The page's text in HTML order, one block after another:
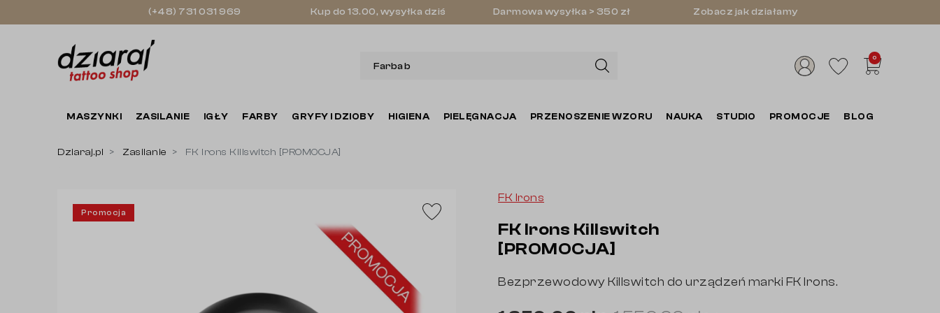
(+48) 731 031 969 Kup do 13.00, wysyłka dziś Darmowa wysyłka > 350 zł Zobacz jak działamy
0
MASZYNKI ZASILANIE IGŁY FARBY GRYFY I DZIOBY HIGIENA PIELĘGNACJA PRZENOSZENIE WZORU NAUKA STUDIO PROMOCJE BLOG
Dziaraj.pl Zasilanie FK Irons Killswitch [PROMOCJA]
Promocja
FK Irons
FK Irons Killswitch
[PROMOCJA]
Bezprzewodowy Killswitch do urządzeń marki FK Irons.